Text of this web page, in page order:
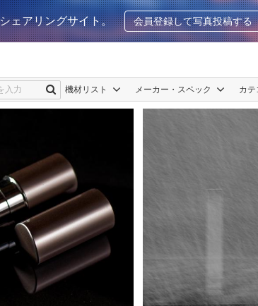
ェアリングサイト。 会員登録して写真投稿する
機材リスト メーカー・スペック カテ
H-Mws